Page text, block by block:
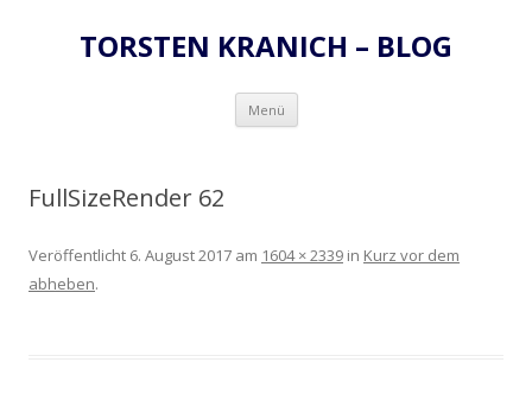
TORSTEN KRANICH – BLOG
Menü Zum
springen
FullSizeRender 62
Veröffentlicht 6. August 2017 am 1604 × 2339 in Kurz vor dem
abheben.